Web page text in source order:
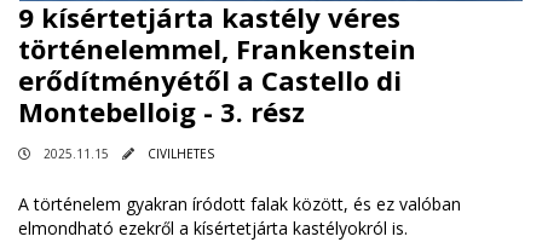
9 kísértetjárta kastély véres
történelemmel, Frankenstein
erődítményétől a Castello di
Montebelloig - 3. rész
2025.11.15 CIVILHETES
A történelem gyakran íródott falak között, és ez valóban
elmondható ezekről a kísértetjárta kastélyokról is.